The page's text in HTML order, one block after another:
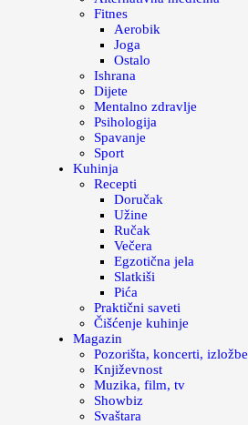
Fitnes
Aerobik
Joga
Ostalo
Ishrana
Dijete
Mentalno zdravlje
Psihologija
Spavanje
Sport
Kuhinja
Recepti
Doručak
Užine
Ručak
Večera
Egzotična jela
Slatkiši
Pića
Praktični saveti
Čišćenje kuhinje
Magazin
Pozorišta, koncerti, izložbe
Književnost
Muzika, film, tv
Showbiz
Svaštara